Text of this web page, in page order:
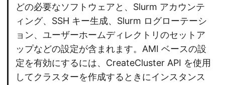
どの必要なソフトウェアと、Slurm アカウンテ
ィング、SSH キー生成、Slurm ログローテーシ
ョン、ユーザーホームディレクトリのセットア
ップなどの設定が含まれます。AMI ベースの設
定を有効にするには、CreateCluster API を使用
してクラスターを作成するときにインスタンス